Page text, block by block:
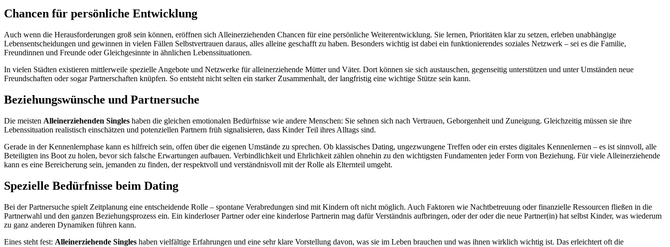
Chancen für persönliche Entwicklung
Auch wenn die Herausforderungen groß sein können, eröffnen sich Alleinerziehenden Chancen für eine persönliche Weiterentwicklung. Sie lernen, Prioritäten klar zu setzen, erleben unabhängige
Lebensentscheidungen und gewinnen in vielen Fällen Selbstvertrauen daraus, alles alleine geschafft zu haben. Besonders wichtig ist dabei ein funktionierendes soziales Netzwerk – sei es die Familie,
Freundinnen und Freunde oder Gleichgesinnte in ähnlichen Lebenssituationen.
In vielen Städten existieren mittlerweile spezielle Angebote und Netzwerke für alleinerziehende Mütter und Väter. Dort können sie sich austauschen, gegenseitig unterstützen und unter Umständen neue
Freundschaften oder sogar Partnerschaften knüpfen. So entsteht nicht selten ein starker Zusammenhalt, der langfristig eine wichtige Stütze sein kann.
Beziehungswünsche und Partnersuche
Die meisten Alleinerziehenden Singles haben die gleichen emotionalen Bedürfnisse wie andere Menschen: Sie sehnen sich nach Vertrauen, Geborgenheit und Zuneigung. Gleichzeitig müssen sie ihre
Lebenssituation realistisch einschätzen und potenziellen Partnern früh signalisieren, dass Kinder Teil ihres Alltags sind.
Gerade in der Kennenlernphase kann es hilfreich sein, offen über die eigenen Umstände zu sprechen. Ob klassisches Dating, ungezwungene Treffen oder ein erstes digitales Kennenlernen – es ist sinnvoll, alle
Beteiligten ins Boot zu holen, bevor sich falsche Erwartungen aufbauen. Verbindlichkeit und Ehrlichkeit zählen ohnehin zu den wichtigsten Fundamenten jeder Form von Beziehung. Für viele Alleinerziehende
kann es eine Bereicherung sein, jemanden zu finden, der respektvoll und verständnisvoll mit der Rolle als Elternteil umgeht.
Spezielle Bedürfnisse beim Dating
Bei der Partnersuche spielt Zeitplanung eine entscheidende Rolle – spontane Verabredungen sind mit Kindern oft nicht möglich. Auch Faktoren wie Nachtbetreuung oder finanzielle Ressourcen fließen in die
Partnerwahl und den ganzen Beziehungsprozess ein. Ein kinderloser Partner oder eine kinderlose Partnerin mag dafür Verständnis aufbringen, oder der oder die neue Partner(in) hat selbst Kinder, was wiederum
zu ganz anderen Dynamiken führen kann.
Eines steht fest: Alleinerziehende Singles haben vielfältige Erfahrungen und eine sehr klare Vorstellung davon, was sie im Leben brauchen und was ihnen wirklich wichtig ist. Das erleichtert oft die